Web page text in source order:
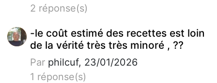
2 réponse(s)
-le coût estimé des recettes est loin
de la vérité très très minoré , ??
Par philcuf, 23/01/2026
1 réponse(s)